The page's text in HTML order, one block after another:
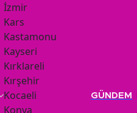
İzmir
Kars
Kastamonu
Kayseri
Kırklareli
Kırşehir
Kocaeli
Konya
GÜNDEM